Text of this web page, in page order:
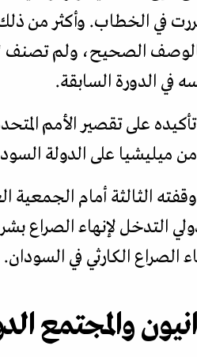
في الخطاب. وأكثر من
الصحيح، ولم تصنف
في الدورة السابقة.
على تقصير الأمم
ميليشيا على الدولة
وقفته الثالثة أمام
التدخل لإنهاء الصراع
الصراع الكارثي في السودان.
والمجتمع